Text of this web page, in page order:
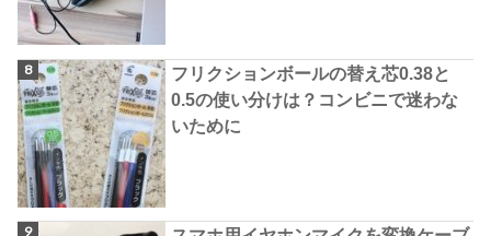
フリクションボールの替え芯0.38と
0.5の使い分けは？コンビニで迷わな
いために